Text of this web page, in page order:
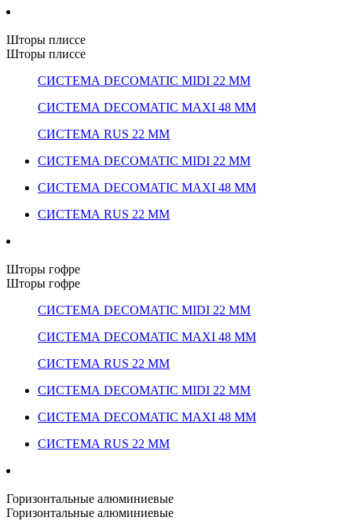
Шторы плиссе
Шторы плиссе
СИСТЕМА DECOMATIC MIDI 22 ММ
СИСТЕМА DECOMATIC MAXI 48 ММ
СИСТЕМА RUS 22 ММ
СИСТЕМА DECOMATIC MIDI 22 ММ
СИСТЕМА DECOMATIC MAXI 48 ММ
СИСТЕМА RUS 22 ММ
Шторы гофре
Шторы гофре
СИСТЕМА DECOMATIC MIDI 22 ММ
СИСТЕМА DECOMATIC MAXI 48 ММ
СИСТЕМА RUS 22 ММ
СИСТЕМА DECOMATIC MIDI 22 ММ
СИСТЕМА DECOMATIC MAXI 48 ММ
СИСТЕМА RUS 22 ММ
Горизонтальные алюминиевые
Горизонтальные алюминиевые